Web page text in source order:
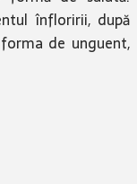
înfloririi, după
de unguent,